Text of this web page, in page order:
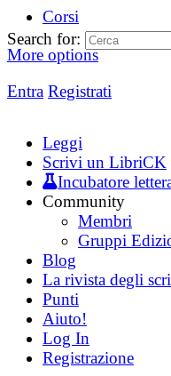
Corsi
More options
Entra Registrati
Search for:
Leggi
Scrivi un LibriCK
Incubatore
Community
Membri
Gruppi
Blog
La rivista degli
Punti
Aiuto!
Log In
Registrazione